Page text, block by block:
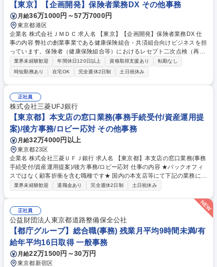
【東京】【企画開発】保険者業務DX その他事務
月給36万1000円～57万7000円
東京都港区
企業名 株式会社ＪＭＤＣ 求人名 【東京】【企画開発】保険者業務DX 仕
事の内容 弊社の創業事業である健康保険組合・共済組合向けビジネスを担
っています。保険者（健康保険組合等）におけるレセプト二次点検（再審
査請求）を効率化する「自動点検システム」の開発に向けた企画開発及び
運用担当 【詳細】 ●プロダクトの価値定義とロジック設計 ●レセプト二次
点検サービスの運用企画設計 ●「点検～分析」の一気通貫型プロセスの構
築 ●市場ニーズの把握とプロダクトロードマップの策定 ●部署間連携とデ
業界未経験歓迎 年間休日120日以上 資格取得支援あり
転勤なし
時短勤務あり
在宅OK 完全週休2日制 土日祝休み
正社員
株式会社三菱UFJ銀行
【東京都】本支店の窓口業務(事務手続受付/資産運用提
案)/後方事務/ロビー応対 その他事務
月給32万4000円以上
東京都23区
企業名 株式会社三菱ＵＦＪ銀行 求人名 【東京都】本支店の窓口業務(事務
手続受付/資産運用提案)/後方事務/ロビー応対 仕事の内容 ★バックオフィ
スではなく顧客折衝を含む職種です★ 国内の本支店等にて下記の業務に従
事していただきます。 ■窓口/後方/ロビーにて事務手続等の受付・オペレ
融商品のご提案 ■効率的な事務運用の検討・構築等 ≪業務紹介：ご応募前
に必ずご覧ください≫ ※記事 https://www.mysite.bk.mufg.jp/career/circle/
article17/ ※動画 https://youtu.be/H-S7HaJqqbg 募集職種 【東京都】本支
店の窓口業務(事務手続受付/資産運用提案)/後方事務/ロビー応対
業界未経験歓迎 退職金あり 完全週休2日制 土日祝休み
正社員
公益財団法人東京都道路整備保全公社
【都庁グループ】総合職(事務) 残業月平均9時間未満/有
給年平均16日取得 一般事務
月給22万1500円～30万円
東京都新宿区